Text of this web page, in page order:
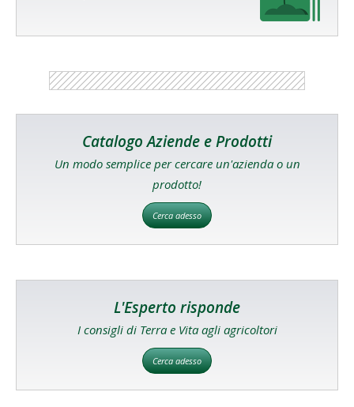
Catalogo Aziende e Prodotti
Un modo semplice per cercare un'azienda o un
prodotto!
Cerca adesso
L'Esperto risponde
I consigli di Terra e Vita agli agricoltori
Cerca adesso